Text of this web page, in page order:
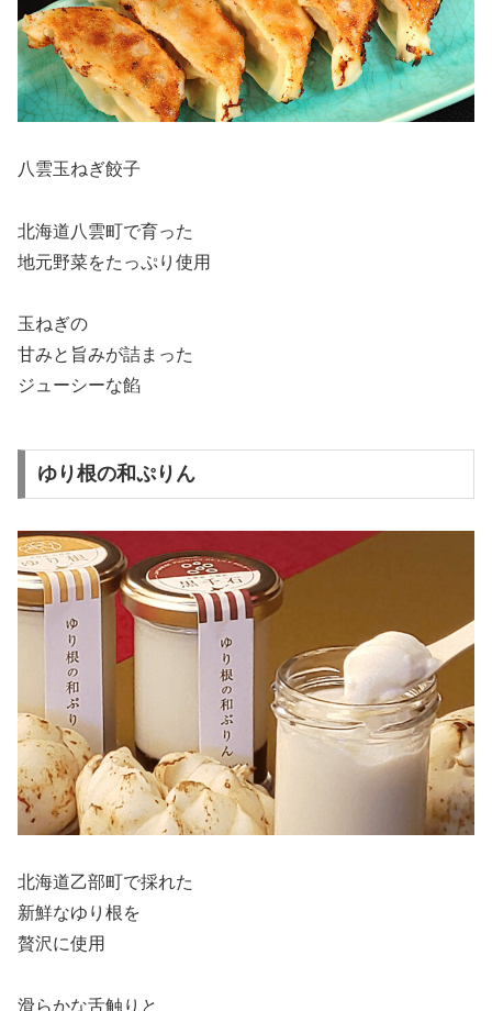
八雲玉ねぎ餃子
北海道八雲町で育った
地元野菜をたっぷり使用
玉ねぎの
甘みと旨みが詰まった
ジューシーな餡
ゆり根の和ぷりん
北海道乙部町で採れた
新鮮なゆり根を
贅沢に使用
滑らかな舌触りと